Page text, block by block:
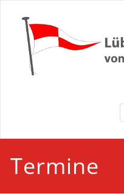
springen
Termine